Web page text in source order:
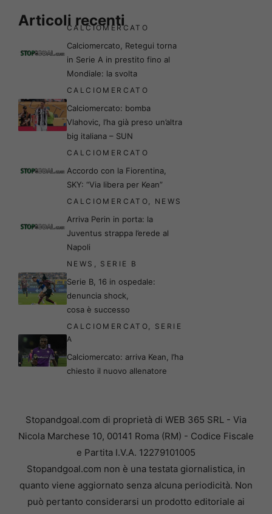
Articoli recenti
CALCIOMERCATO
Calciomercato, Retegui torna
in Serie A in prestito fino al
Mondiale: la svolta
CALCIOMERCATO
Calciomercato: bomba
Vlahovic, l’ha già preso un’altra
big italiana – SUN
CALCIOMERCATO
Accordo con la Fiorentina,
SKY: “Via libera per Kean”
CALCIOMERCATO NEWS
Arriva Perin in porta: la
Juventus strappa l’erede al
Napoli
NEWS SERIE B
Serie B, 16 in ospedale:
denuncia shock,
cosa è successo
CALCIOMERCATO
SERIE
A
Calciomercato: arriva Kean, l’ha
chiesto il nuovo allenatore
Stopandgoal.com di proprietà di WEB 365 SRL - Via
Nicola Marchese 10, 00141 Roma (RM) - Codice Fiscale
e Partita I.V.A. 12279101005
Stopandgoal.com non è una testata giornalistica, in
quanto viene aggiornato senza alcuna periodicità. Non
può pertanto considerarsi un prodotto editoriale ai